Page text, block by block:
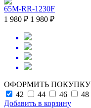
65M-RR-1230F
1 980 ₽ 1 980 ₽
ОФОРМИТЬ ПОКУПКУ
42
44 46 48
Добавить в корзину